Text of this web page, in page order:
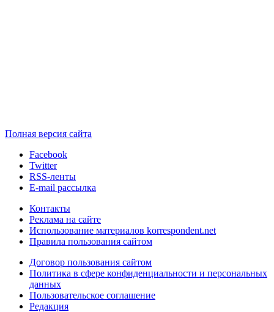
Полная версия сайта
Facebook
Twitter
RSS-ленты
E-mail рассылка
Контакты
Реклама на сайте
Использование материалов korrespondent.net
Правила пользования сайтом
Договор пользования сайтом
Политика в сфере конфиденциальности и персональных
данных
Пользовательское соглашение
Редакция